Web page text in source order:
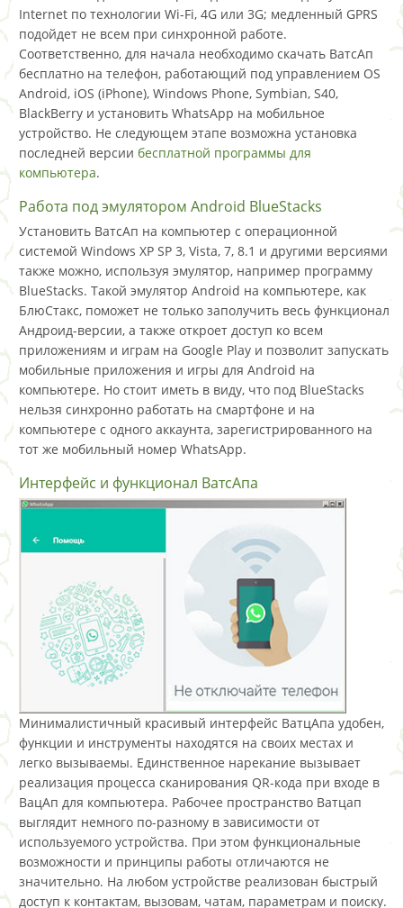
Internet по технологии Wi-Fi, 4G или 3G; медленный GPRS
подойдет не всем при синхронной работе.
Соответственно, для начала необходимо скачать ВатсАп
бесплатно на телефон, работающий под управлением OS
Android, iOS (iPhone), Windows Phone, Symbian, S40,
BlackBerry и установить WhatsApp на мобильное
устройство. Не следующем этапе возможна установка
последней версии бесплатной программы для
компьютера.
Работа под эмулятором Android BlueStacks
Установить ВатсАп на компьютер с операционной
системой Windows XP SP 3, Vista, 7, 8.1 и другими версиями
также можно, используя эмулятор, например программу
BlueStacks. Такой эмулятор Android на компьютере, как
БлюСтакс, поможет не только заполучить весь функционал
Андроид-версии, а также откроет доступ ко всем
приложениям и играм на Google Play и позволит запускать
мобильные приложения и игры для Android на
компьютере. Но стоит иметь в виду, что под BlueStacks
нельзя синхронно работать на смартфоне и на
компьютере с одного аккаунта, зарегистрированного на
тот же мобильный номер WhatsApp.
Интерфейс и функционал ВатсАпа
Минималистичный красивый интерфейс ВатцАпа удобен,
функции и инструменты находятся на своих местах и
легко вызываемы. Единственное нарекание вызывает
реализация процесса сканирования QR-кода при входе в
ВацАп для компьютера. Рабочее пространство Ватцап
выглядит немного по-разному в зависимости от
используемого устройства. При этом функциональные
возможности и принципы работы отличаются не
значительно. На любом устройстве реализован быстрый
доступ к контактам, вызовам, чатам, параметрам и поиску.